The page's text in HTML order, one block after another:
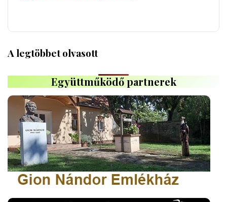
A legtöbbet olvasott
Együttműködő partnerek